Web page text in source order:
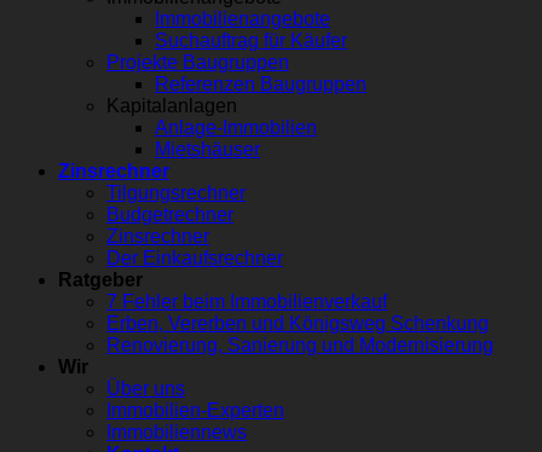
Immobilienangebote
Suchauftrag für Käufer
Projekte Baugruppen
Referenzen Baugruppen
Kapitalanlagen
Anlage-Immobilien
Mietshäuser
Zinsrechner
Tilgungsrechner
Budgetrechner
Zinsrechner
Der Einkaufsrechner
Ratgeber
7 Fehler beim Immobilienverkauf
Erben, Vererben und Königsweg Schenkung
Renovierung, Sanierung und Modernisierung
Wir
Über uns
Immobilien-Experten
Immobiliennews